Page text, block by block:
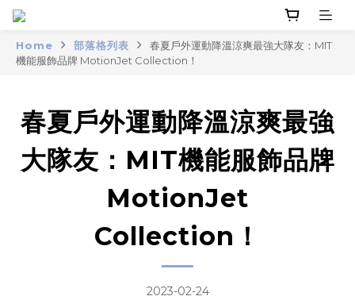
Home 部落格列表
春夏戶外運動降溫涼爽最強大隊友：MIT
機能服飾品牌 MotionJet Collection！
春夏戶外運動降溫涼爽最強
大隊友：MIT機能服飾品牌
MotionJet
Collection！
2023-02-24